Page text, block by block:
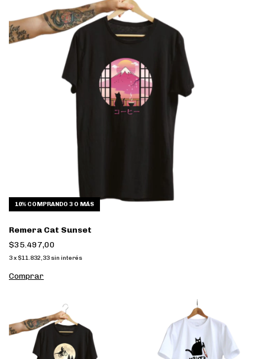
10% COMPRANDO 3 O MÁS
Remera Cat Sunset
$35.497,00
3x $11.832,33 sin interés
Comprar